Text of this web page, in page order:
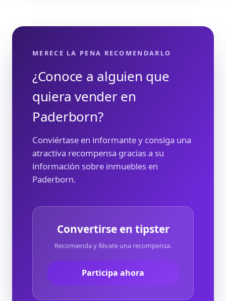
MERECE LA PENA RECOMENDARLO
¿Conoce a alguien que
quiera vender en
Paderborn?
Conviértase en informante y consiga una
atractiva recompensa gracias a su
información sobre inmuebles en
Paderborn.
Convertirse en tipster
Recomienda y llévate una recompensa.
Participa ahora